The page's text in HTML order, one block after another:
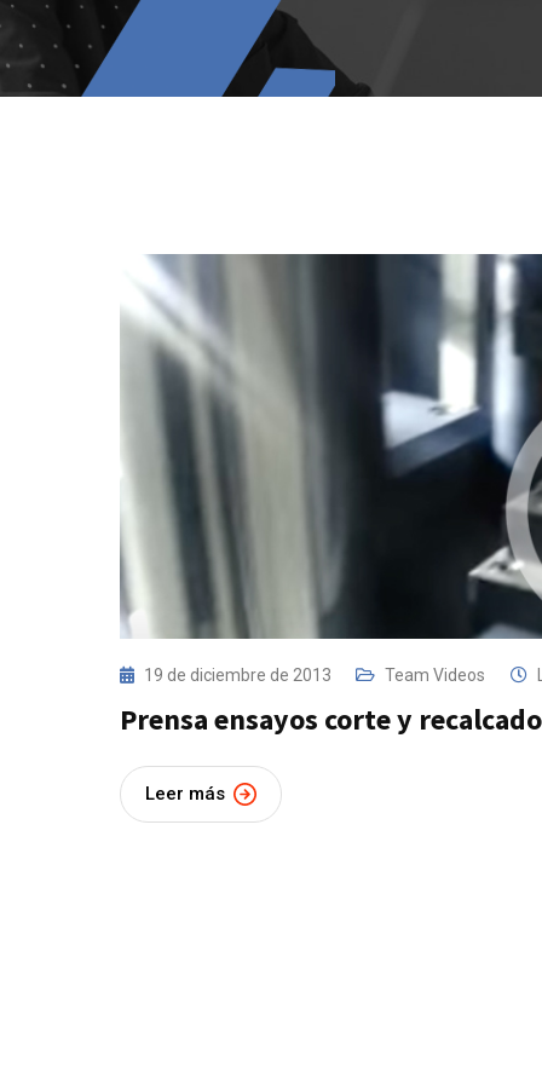
19 de diciembre de 2013 Team Videos
Prensa ensayos corte y recalcado
Leer más